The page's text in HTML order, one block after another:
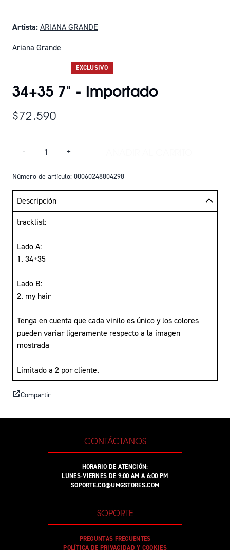
Artista:ARIANA GRANDE
Ariana Grande
EXCLUSIVO
34+35 7" - Importado
$72.590
- +
Número de artículo: 00060248804298
Descripción
tracklist:
Lado A:
1. 34+35
Lado B:
2. my hair
Tenga en cuenta que cada vinilo es único y los colores
pueden variar ligeramente respecto a la imagen
mostrada
Limitado a 2 por cliente.
Compartir
CONTÁCTANOS
HORARIO DE ATENCIÓN:
LUNES-VIERNES DE 9:00 AM A 6:00 PM
SOPORTE.CO@UMGSTORES.COM
SOPORTE
PREGUNTAS FRECUENTES
POLÍTICA DE PRIVACIDAD Y COOKIES